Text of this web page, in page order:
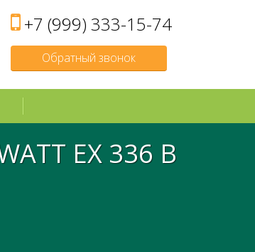
+7 (999) 333-15-74
Обратный звонок
EX 336 В